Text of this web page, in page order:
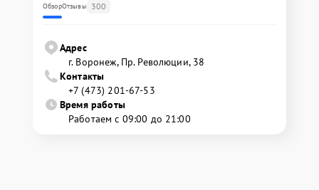
ОбзорОтзывы 300
Адрес
г. Воронеж, Пр. Революции, 38
Контакты
+7 (473) 201-67-53
Время работы
Работаем с 09:00 до 21:00